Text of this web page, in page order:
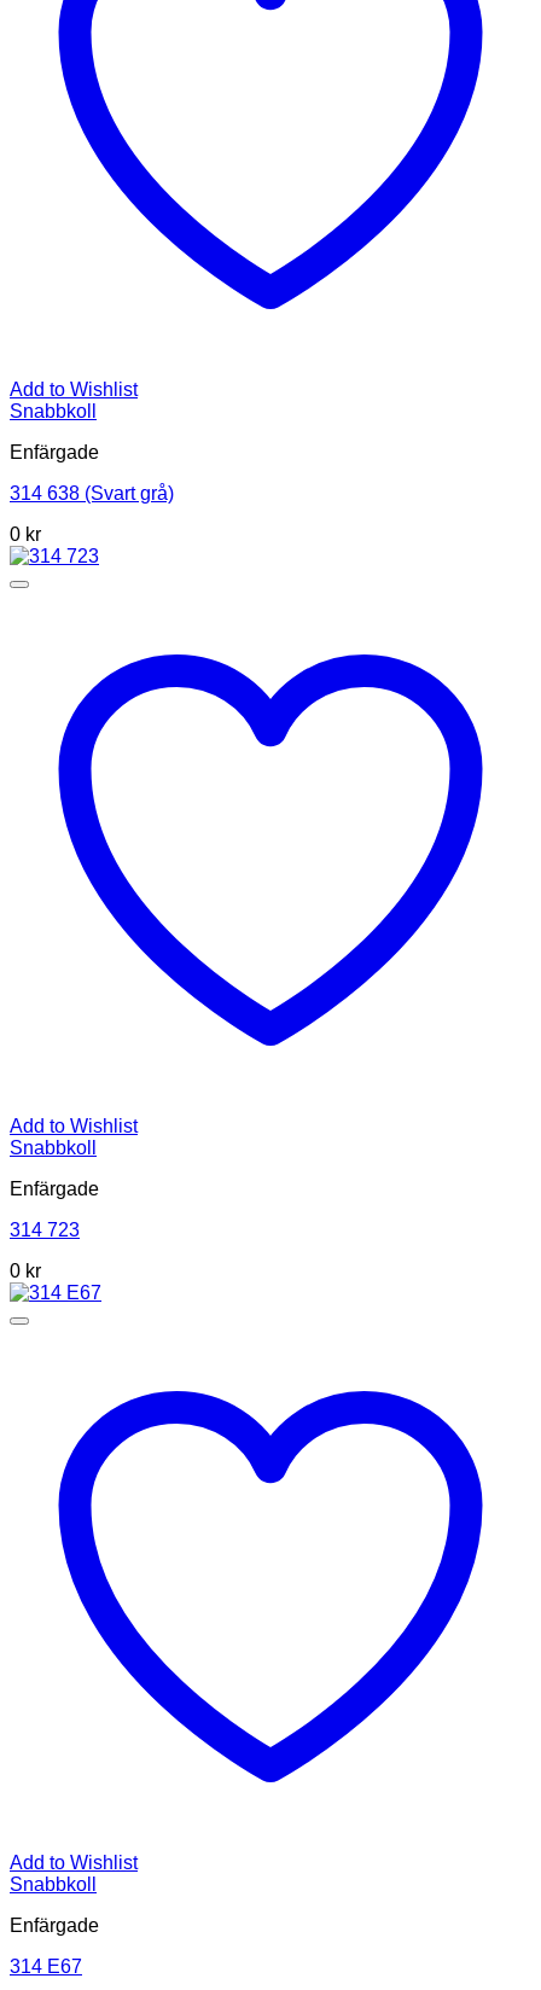
Add to Wishlist
Snabbkoll
Enfärgade
314 638 (Svart grå)
0 kr
Add to Wishlist
Snabbkoll
Enfärgade
314 723
0 kr
Add to Wishlist
Snabbkoll
Enfärgade
314 E67